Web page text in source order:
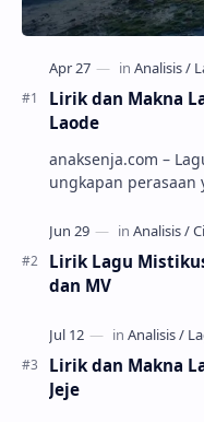
Lirik dan Makna
Laode
anaksenja.com – Lagu “Dunia Yang Nanti” hadir sebagai
ungkapan
Lirik Lagu
dan MV
Lirik dan Makna
Jeje